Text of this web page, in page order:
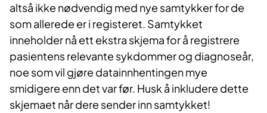
altså ikke nødvendig med nye samtykker for de
som allerede er i registeret. Samtykket
inneholder nå ett ekstra skjema for å registrere
pasientens relevante sykdommer og diagnoseår,
noe som vil gjøre datainnhentingen mye
smidigere enn det var før. Husk å inkludere dette
skjemaet når dere sender inn samtykket!